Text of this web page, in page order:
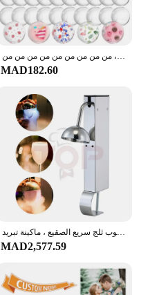
مغناطيس حرفي داعم لاصق ، كابوشون من الزجاج الشفاف ، ملصق ثلاجة تصنعه بنفسك ، شفاف ، سهل الاستخدام ، من من من من من من من من من
MAD182.60
اوكسكوب زجاجي فوري فروستر ، كوب ثلج سريع الصقيع ، ماكينة تبريد ، CO2 زجاجي بارد ، مبرد لنبيذ البيرة والويسكي
MAD2,577.59